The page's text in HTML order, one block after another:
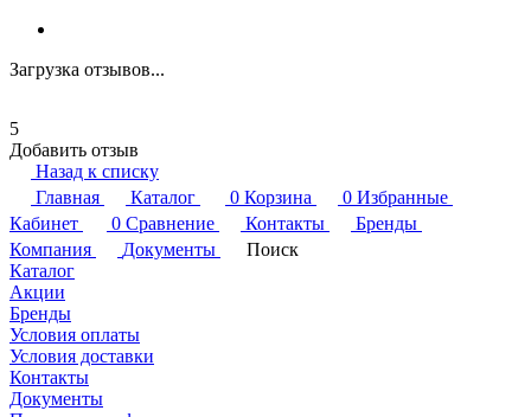
Загрузка отзывов...
5
Добавить отзыв
Назад к списку
Главная
Каталог 0 Корзина 0 Избранные
Кабинет
0 Сравнение Контакты
Бренды
Компания
Документы
Поиск
Каталог
Акции
Бренды
Условия оплаты
Условия доставки
Контакты
Документы